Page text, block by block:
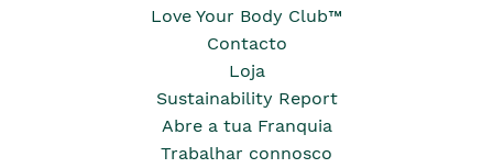
Love Your Body Club™
Contacto
Loja
Sustainability Report
Abre a tua Franquia
Trabalhar connosco